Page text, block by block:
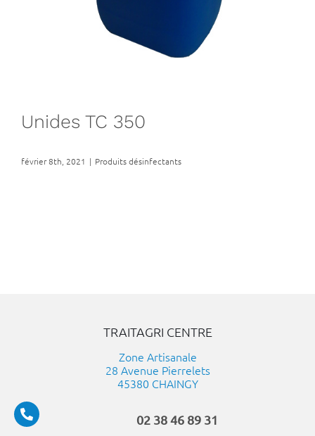
Unides TC 350
février 8th, 2021 | Produits désinfectants
TRAITAGRI CENTRE
Zone Artisanale
28 Avenue Pierrelets
45380 CHAINGY
02 38 46 89 31